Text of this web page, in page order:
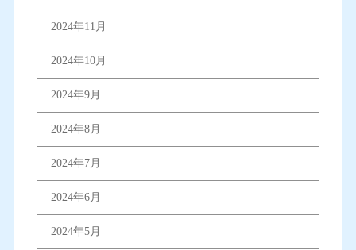
2024年11月
2024年10月
2024年9月
2024年8月
2024年7月
2024年6月
2024年5月